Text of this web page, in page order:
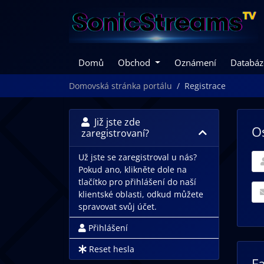
Domů Obchod Oznámení
Domovská stránka portálu Registrace
Již jste zde
zaregistrovaní?
Už jste se zaregistroval u nás?
Pokud ano, klikněte dole na
tlačítko pro přihlášení do naší
klientské oblasti, odkud můžete
spravovat svůj účet.
Přihlášení
Reset hesla